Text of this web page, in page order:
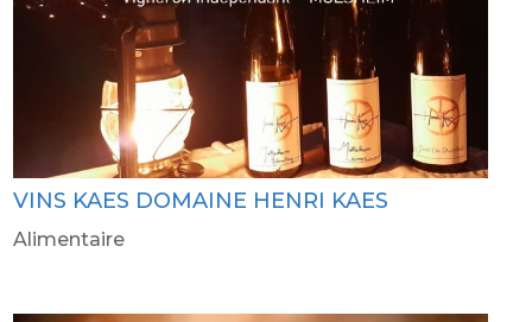
VINS KAES DOMAINE HENRI KAES
Alimentaire